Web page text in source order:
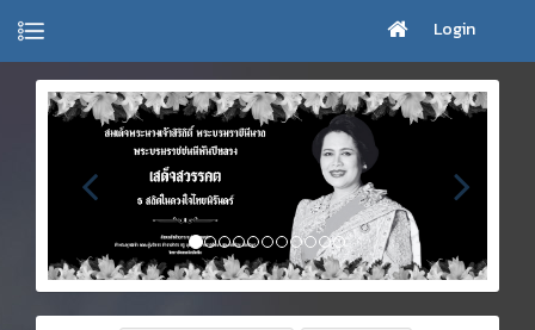
Login